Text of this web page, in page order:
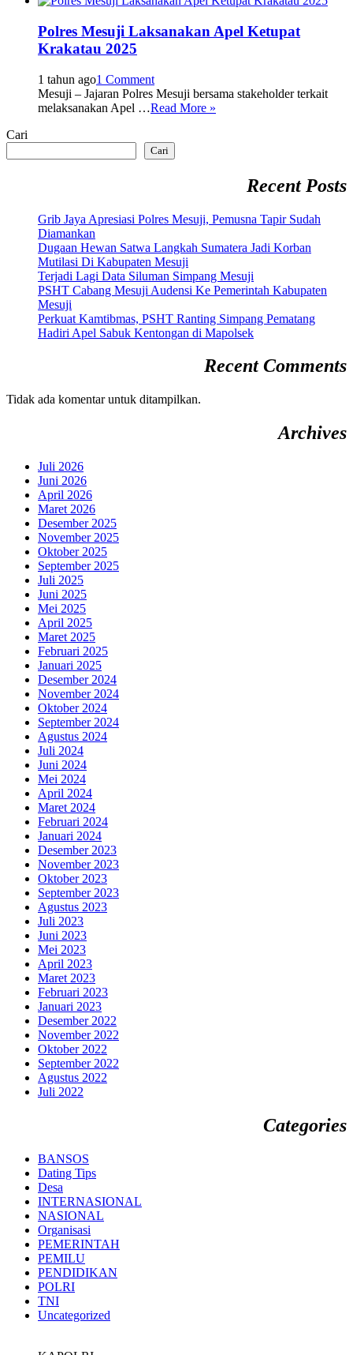
Polres Mesuji Laksanakan Apel Ketupat
Krakatau 2025
1 tahun ago1 Comment
Mesuji – Jajaran Polres Mesuji bersama stakeholder terkait
melaksanakan Apel …Read More »
Cari
Cari
Recent Posts
Grib Jaya Apresiasi Polres Mesuji, Pemusna Tapir Sudah
Diamankan
Dugaan Hewan Satwa Langkah Sumatera Jadi Korban
Mutilasi Di Kabupaten Mesuji
Terjadi Lagi Data Siluman Simpang Mesuji
PSHT Cabang Mesuji Audensi Ke Pemerintah Kabupaten
Mesuji
Perkuat Kamtibmas, PSHT Ranting Simpang Pematang
Hadiri Apel Sabuk Kentongan di Mapolsek
Recent Comments
Tidak ada komentar untuk ditampilkan.
Archives
Juli 2026
Juni 2026
April 2026
Maret 2026
Desember 2025
November 2025
Oktober 2025
September 2025
Juli 2025
Juni 2025
Mei 2025
April 2025
Maret 2025
Februari 2025
Januari 2025
Desember 2024
November 2024
Oktober 2024
September 2024
Agustus 2024
Juli 2024
Juni 2024
Mei 2024
April 2024
Maret 2024
Februari 2024
Januari 2024
Desember 2023
November 2023
Oktober 2023
September 2023
Agustus 2023
Juli 2023
Juni 2023
Mei 2023
April 2023
Maret 2023
Februari 2023
Januari 2023
Desember 2022
November 2022
Oktober 2022
September 2022
Agustus 2022
Juli 2022
Categories
BANSOS
Dating Tips
Desa
INTERNASIONAL
NASIONAL
Organisasi
PEMERINTAH
PEMILU
PENDIDIKAN
POLRI
TNI
Uncategorized